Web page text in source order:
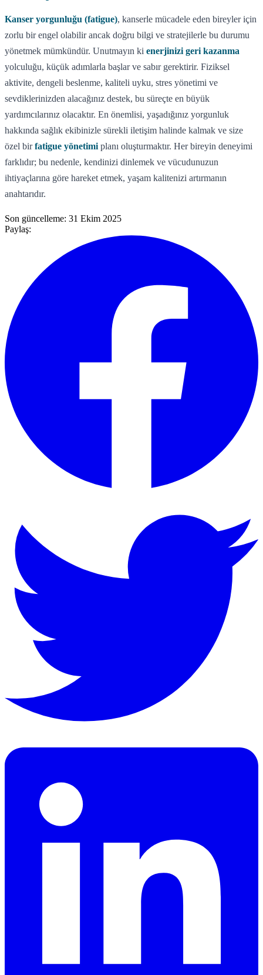
Kanser yorgunluğu (fatigue), kanserle mücadele eden bireyler için
zorlu bir engel olabilir ancak doğru bilgi ve stratejilerle bu durumu
yönetmek mümkündür. Unutmayın ki enerjinizi geri kazanma
yolculuğu, küçük adımlarla başlar ve sabır gerektirir. Fiziksel
aktivite, dengeli beslenme, kaliteli uyku, stres yönetimi ve
sevdiklerinizden alacağınız destek, bu süreçte en büyük
yardımcılarınız olacaktır. En önemlisi, yaşadığınız yorgunluk
hakkında sağlık ekibinizle sürekli iletişim halinde kalmak ve size
özel birfatigue yönetimi planı oluşturmaktır. Her bireyin deneyimi
farklıdır; bu nedenle, kendinizi dinlemek ve vücudunuzun
ihtiyaçlarına göre hareket etmek, yaşam kalitenizi artırmanın
anahtarıdır.
Son güncelleme: 31 Ekim 2025
Paylaş: